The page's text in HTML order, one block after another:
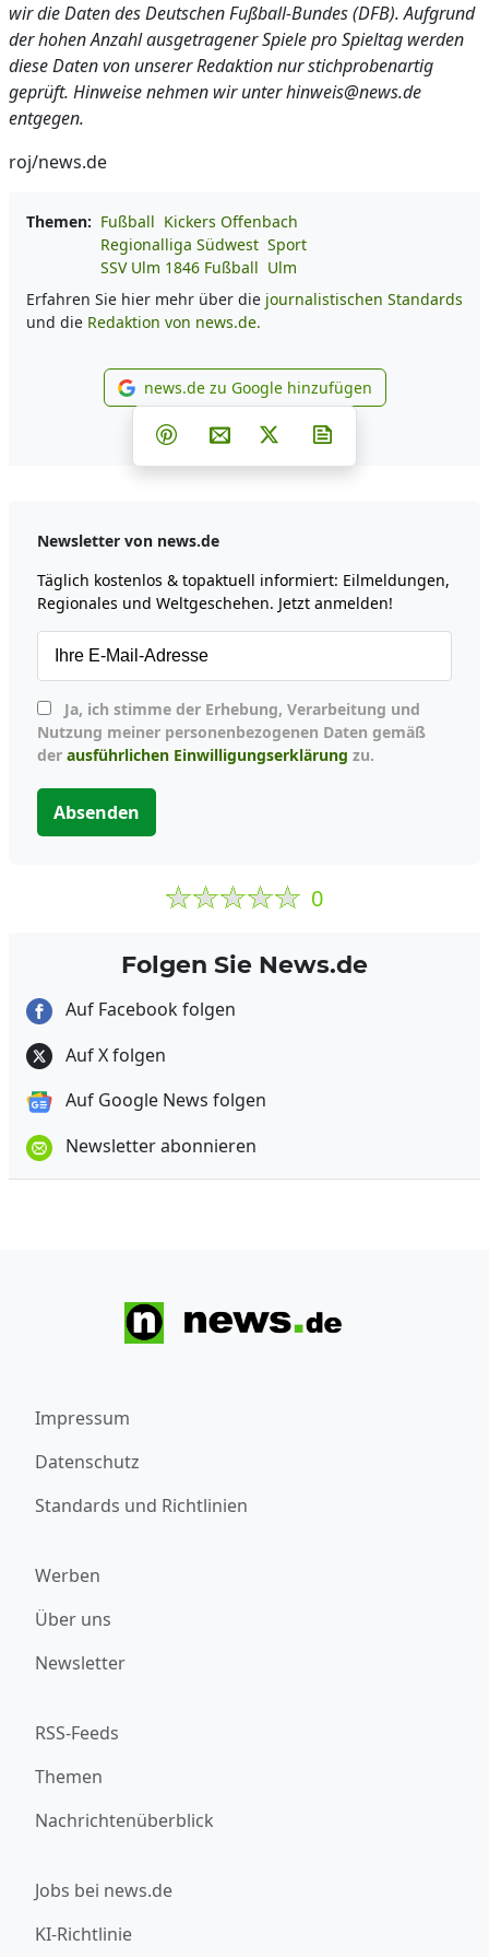
wir die Daten des Deutschen Fußball-Bundes (DFB). Aufgrund
der hohen Anzahl ausgetragener Spiele pro Spieltag werden
diese Daten von unserer Redaktion nur stichprobenartig
geprüft. Hinweise nehmen wir unter hinweis@news.de
entgegen.
roj/news.de
Themen: Fußball Kickers Offenbach
Regionalliga Südwest Sport
SSV Ulm 1846 Fußball Ulm
Erfahren Sie hier mehr über die journalistischen Standards
und die Redaktion von news.de.
news.de zu Google
news.de zu Google hinzufügen
Teilen auf Facebook
Teilen auf Whatsapp
Teilen auf Telegram
Teilen auf Pinterest
Per E-Mail teilen
Post auf X
Newsletter von news.de
Täglich kostenlos & topaktuell informiert: Eilmeldungen,
Regionales und Weltgeschehen. Jetzt anmelden!
Nutzung meiner personenbezogenen Daten gemäß
der ausführlichen Einwilligungserklärung zu.
Absenden
0
Folgen Sie News.de
Auf Facebook folgen
Auf X folgen
Auf Google News folgen
Newsletter abonnieren
Impressum
Datenschutz
Standards und Richtlinien
Werben
Über uns
Newsletter
RSS-Feeds
Themen
Nachrichtenüberblick
Jobs bei news.de
KI-Richtlinie